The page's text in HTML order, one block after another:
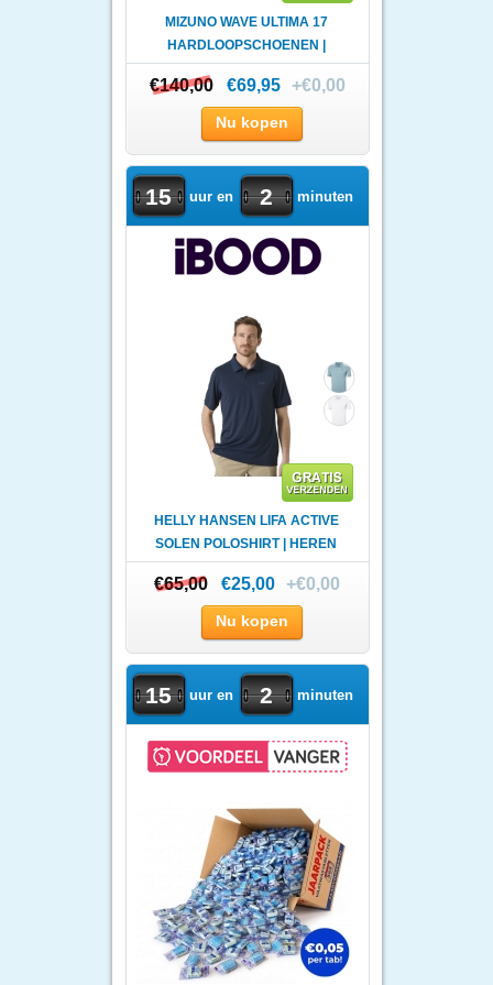
MIZUNO WAVE ULTIMA 17
HARDLOOPSCHOENEN |
HEREN
€140,00
€140,00 €69,95 +€0,00
Nu kopen
15 uur en 2 minuten
HELLY HANSEN LIFA ACTIVE
SOLEN POLOSHIRT | HEREN
€65,00
€65,00 €25,00 +€0,00
Nu kopen
15 uur en 2 minuten